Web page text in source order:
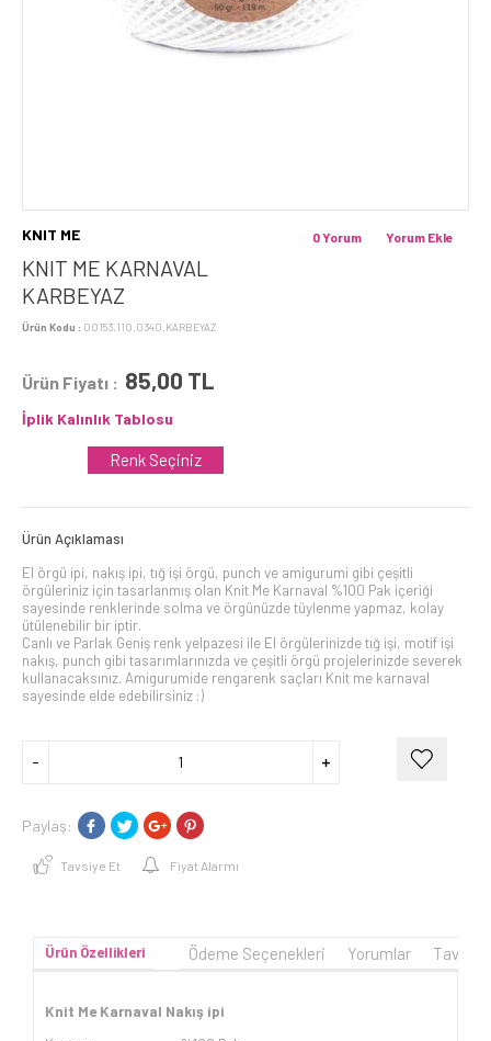
KNIT ME
KNIT ME KARNAVAL
KARBEYAZ
Ürün Kodu : 00153.110.0340.KARBEYAZ
Yorum Ekle
0 Yorum
Ürün Fiyatı : 85,00 TL
İplik Kalınlık Tablosu
Renk Seçiniz
Ürün Açıklaması
El örgü ipi, nakış ipi, tığ işi örgü, punch ve amigurumi gibi çeşitli
örgüleriniz için tasarlanmış olan Knit Me Karnaval %100 Pak içeriği
sayesinde renklerinde solma ve örgünüzde tüylenme yapmaz, kolay
ütülenebilir bir iptir.
Canlı ve Parlak Geniş renk yelpazesi ile El örgülerinizde tığ işi, motif işi
nakış, punch gibi tasarımlarınızda ve çeşitli örgü projelerinizde severek
kullanacaksınız. Amigurumide rengarenk saçları Knit me karnaval
sayesinde elde edebilirsiniz :)
Paylaş:
Tavsiye Et Fiyat Alarmı
Ürün Özellikleri Ödeme Seçenekleri Yorumlar
Knit Me Karnaval Nakış ipi